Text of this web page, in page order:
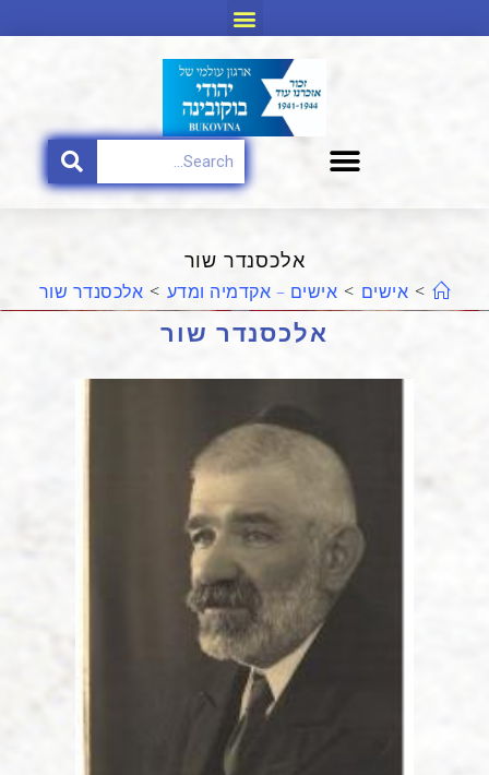
אלכסנדר שור​
> אישים > אישים – אקדמיה ומדע > אלכסנדר שור​
אלכסנדר שור​